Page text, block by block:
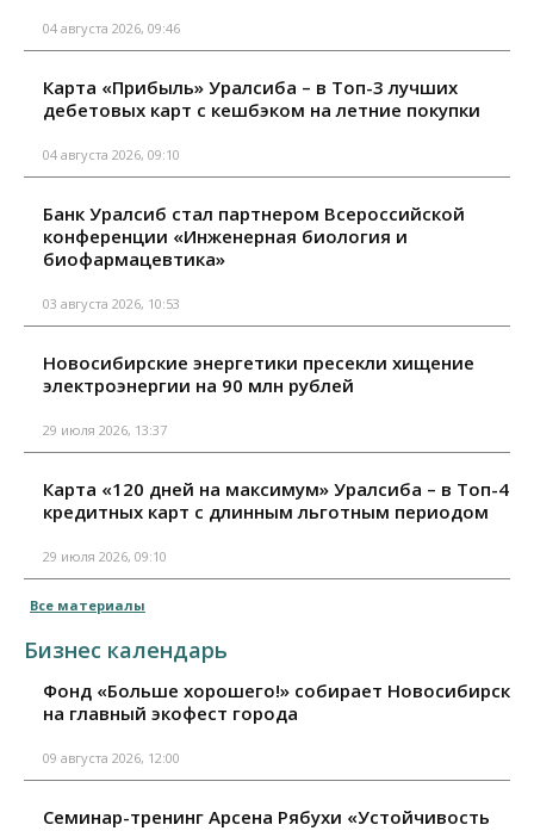
04 августа 2026, 09:46
Карта «Прибыль» Уралсиба – в Топ-3 лучших
дебетовых карт с кешбэком на летние покупки
04 августа 2026, 09:10
Банк Уралсиб стал партнером Всероссийской
конференции «Инженерная биология и
биофармацевтика»
03 августа 2026, 10:53
Новосибирские энергетики пресекли хищение
электроэнергии на 90 млн рублей
29 июля 2026, 13:37
Карта «120 дней на максимум» Уралсиба – в Топ-4
кредитных карт с длинным льготным периодом
29 июля 2026, 09:10
Все материалы
Бизнес календарь
Фонд «Больше хорошего!» собирает Новосибирск
на главный экофест города
09 августа 2026, 12:00
Семинар-тренинг Арсена Рябухи «Устойчивость